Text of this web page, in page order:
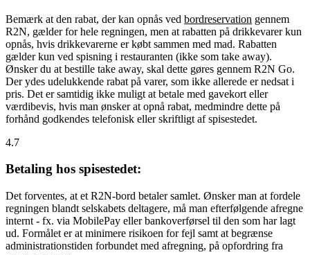
Bemærk at den rabat, der kan opnås ved bordreservation gennem
R2N, gælder for hele regningen, men at rabatten på drikkevarer kun
opnås, hvis drikkevarerne er købt sammen med mad. Rabatten
gælder kun ved spisning i restauranten (ikke som take away).
Ønsker du at bestille take away, skal dette gøres gennem R2N Go.
Der ydes udelukkende rabat på varer, som ikke allerede er nedsat i
pris. Det er samtidig ikke muligt at betale med gavekort eller
værdibevis, hvis man ønsker at opnå rabat, medmindre dette på
forhånd godkendes telefonisk eller skriftligt af spisestedet.
4.7
Betaling hos spisestedet:
Det forventes, at et R2N-bord betaler samlet. Ønsker man at fordele
regningen blandt selskabets deltagere, må man efterfølgende afregne
internt - fx. via MobilePay eller bankoverførsel til den som har lagt
ud. Formålet er at minimere risikoen for fejl samt at begrænse
administrationstiden forbundet med afregning, på opfordring fra